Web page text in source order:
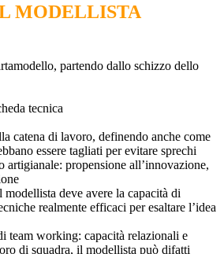
MODELLISTA
partendo dallo schizzo dello
tecnica
catena di lavoro, definendo anche come
essere tagliati per evitare sprechi
propensione all’innovazione,
deve avere la capacità di
realmente efficaci per esaltare l’idea
team working: capacità relazionali e
di squadra, il modellista può difatti